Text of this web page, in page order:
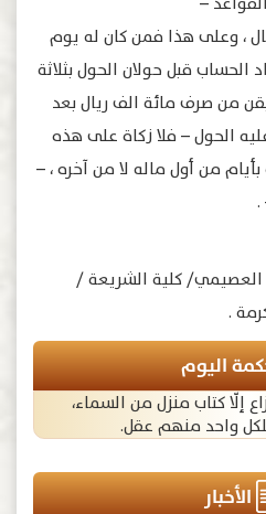
، وعلى هذا فمن كان له يوم
الحساب قبل حولان الحول بثلاثة
من صرف مائة الف ريال بعد
الحول – فلا زكاة على هذه
من أول ماله لا من آخره ، –
.
كلية الشريعة /
.
اليوم
إلّا كتاب منزل من السماء،
واحد منهم عقل.
الأخبار